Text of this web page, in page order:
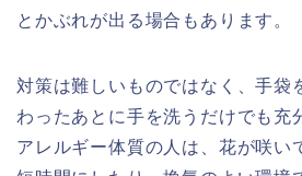
とかぶれが出る場合もあります。
対策は難しいものではなく、手袋
わったあとに手を洗うだけでも充
アレルギー体質の人は、花が咲い